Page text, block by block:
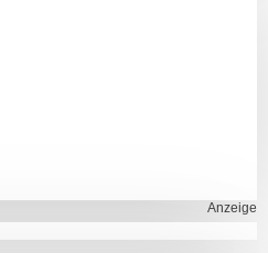
Anzeige